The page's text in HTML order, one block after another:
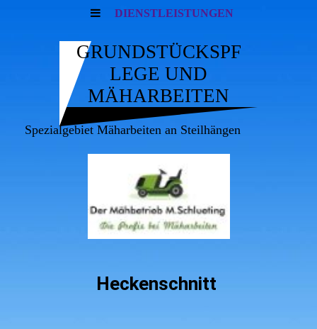
DIENSTLEISTUNGEN
GRUNDSTÜCKSPF
LEGE UND
MÄHARBEITEN
Spezialgebiet Mäharbeiten an Steilhängen
Heckenschnitt